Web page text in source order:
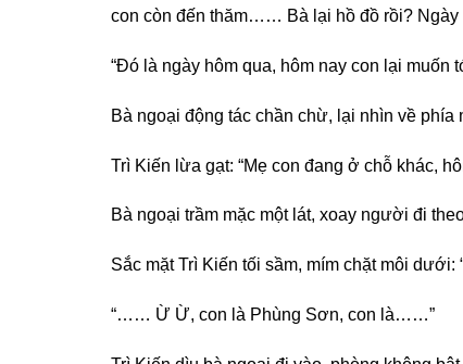
con còn đến thăm…… Bà lại hồ đồ rồi? Ngày
“Đó là ngày hôm qua, hôm nay con lại muốn
Bà ngoại động tác chần chừ, lại nhìn về
Trì Kiến lừa gạt: “Mẹ con đang ở chỗ khác,
Bà ngoại trầm mặc một lát, xoay người đi
Sắc mặt Trì Kiến tối sầm, mím chặt môi dưới:
“…… Ừ Ừ, con là Phùng Sơn, con là……”